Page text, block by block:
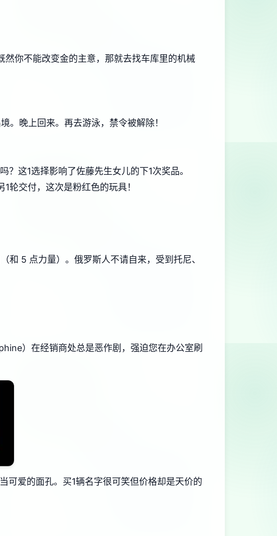
你不能改变金的主意，那就去找车库里的机械
。晚上回来。再去游泳，禁令被解除！
这1选择影响了佐藤先生女儿的下1次奖品。
轮交付，这次是粉红色的玩具！
和 5 点力量）。俄罗斯人不请自来，受到托尼、
）在经销商处总是恶作剧，强迫您在办公室刷
可爱的面孔。买1辆名字很可笑但价格却是天价的